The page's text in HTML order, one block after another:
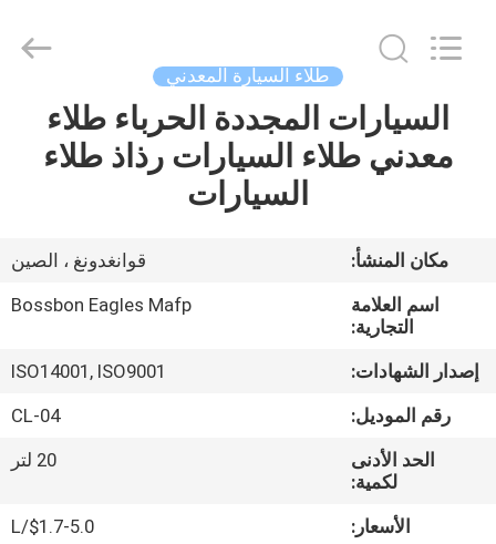
الصفحة
الرئيسية
معلومات
جولة
Shenzhen
Reserved.
Developed
طلاء السيارة المعدني
السيارات المجددة الحرباء طلاء
معدني طلاء السيارات رذاذ طلاء
السيارات
مكان المنشأ:
قوانغدونغ ، الصين
اسم العلامة
التجارية:
Bossbon Eagles Mafp
إصدار الشهادات:
ISO14001, ISO9001
رقم الموديل:
CL-04
الحد الأدنى
لكمية:
20 لتر
الأسعار:
$1.7-5.0/L